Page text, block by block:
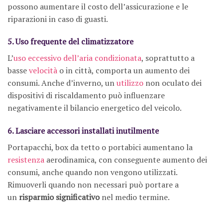
possono aumentare il costo dell’assicurazione e le
riparazioni in caso di guasti.
5. Uso frequente del climatizzatore
L’uso eccessivo dell’aria condizionata, soprattutto a
bassevelocità o in città, comporta un aumento dei
consumi. Anche d’inverno, unutilizzo non oculato dei
dispositivi di riscaldamento può influenzare
negativamente il bilancio energetico del veicolo.
6. Lasciare accessori installati inutilmente
Portapacchi, box da tetto o portabici aumentano la
resistenza aerodinamica, con conseguente aumento dei
consumi, anche quando non vengono utilizzati.
Rimuoverli quando non necessari può portare a
un risparmio significativonel medio termine.